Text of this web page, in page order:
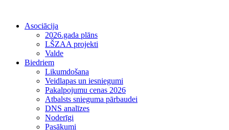
Asociācija
2026.gada plāns
LŠZAA projekti
Valde
Biedriem
Likumdošana
Veidlapas un iesniegumi
Pakalpojumu cenas 2026
Atbalsts snieguma pārbaudei
DNS analīzes
Noderīgi
Pasākumi